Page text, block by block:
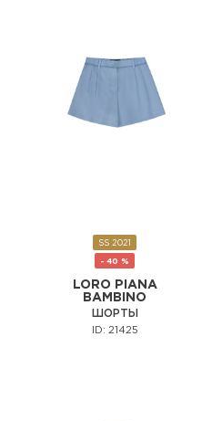
SS 2021
- 40 %
LORO PIANA
BAMBINO
ШОРТЫ
ID: 21425